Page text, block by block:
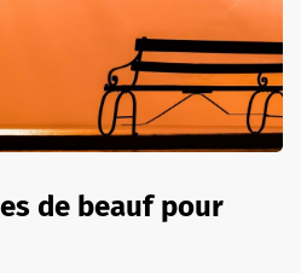
de beauf pour